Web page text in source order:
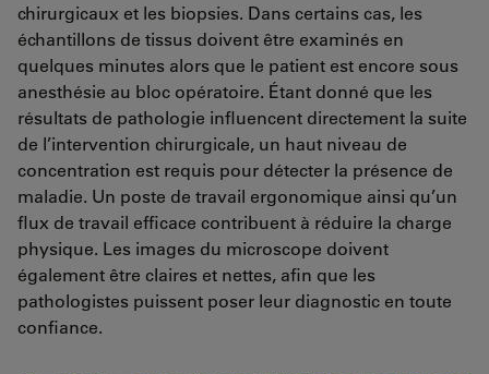
chirurgicaux et les biopsies. Dans certains cas, les
échantillons de tissus doivent être examinés en
quelques minutes alors que le patient est encore sous
anesthésie au bloc opératoire. Étant donné que les
résultats de pathologie influencent directement la suite
de l’intervention chirurgicale, un haut niveau de
concentration est requis pour détecter la présence de
maladie. Un poste de travail ergonomique ainsi qu’un
flux de travail efficace contribuent à réduire la charge
physique. Les images du microscope doivent
également être claires et nettes, afin que les
pathologistes puissent poser leur diagnostic en toute
confiance.